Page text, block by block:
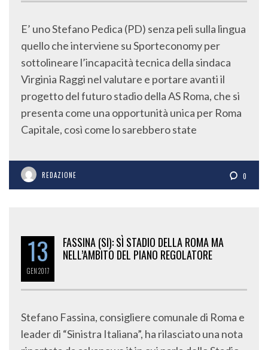
quello che interviene su Sporteconomy per
sottolineare l’incapacità tecnica della sindaca
Virginia Raggi nel valutare e portare avanti il
progetto del futuro stadio della AS Roma, che si
presenta come una opportunità unica per Roma
Capitale, così come lo sarebbero state
13
GEN 2017
FASSINA (SI): SÌ STADIO DELLA ROMA MA
NELL’AMBITO DEL PIANO REGOLATORE
leader di “Sinistra Italiana”, ha rilasciato una nota
riportata da askanews.it in cui parla dello Stadio